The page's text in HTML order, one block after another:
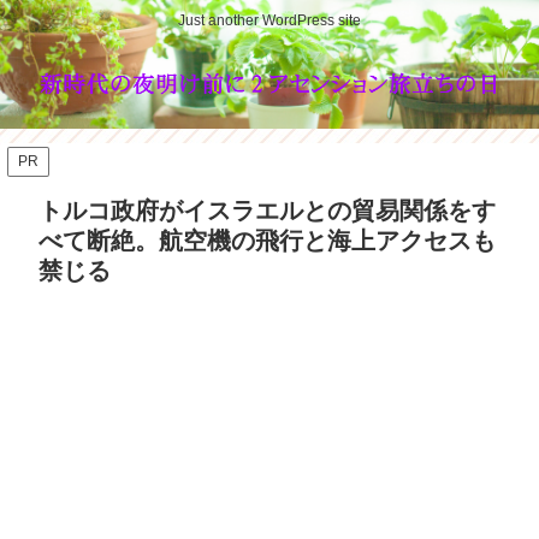
Just another WordPress site
PR
トルコ政府がイスラエルとの貿易関係をす
べて断絶。航空機の飛行と海上アクセスも
禁じる